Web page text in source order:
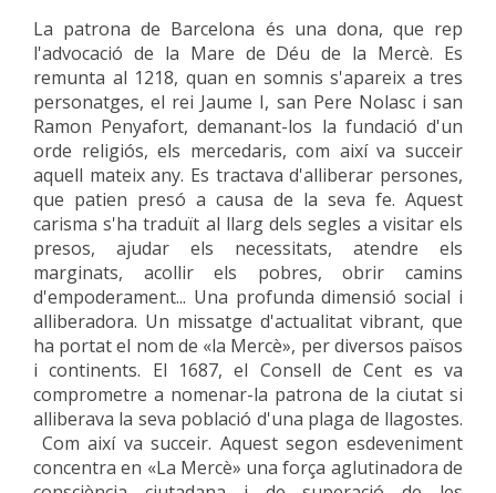
La patrona de Barcelona és una dona, que rep
l'advocació de la Mare de Déu de la Mercè. Es
remunta al 1218, quan en somnis s'apareix a tres
personatges, el rei Jaume I, san Pere Nolasc i san
Ramon Penyafort, demanant-los la fundació d'un
orde religiós, els mercedaris, com així va succeir
aquell mateix any. Es tractava d'alliberar persones,
que patien presó a causa de la seva fe. Aquest
carisma s'ha traduït al llarg dels segles a visitar els
presos, ajudar els necessitats, atendre els
marginats, acollir els pobres, obrir camins
d'empoderament... Una profunda dimensió social i
alliberadora. Un missatge d'actualitat vibrant, que
ha portat el nom de «la Mercè», per diversos països
i continents. El 1687, el Consell de Cent es va
comprometre a nomenar-la patrona de la ciutat si
alliberava la seva població d'una plaga de llagostes.
Com així va succeir. Aquest segon esdeveniment
concentra en «La Mercè» una força aglutinadora de